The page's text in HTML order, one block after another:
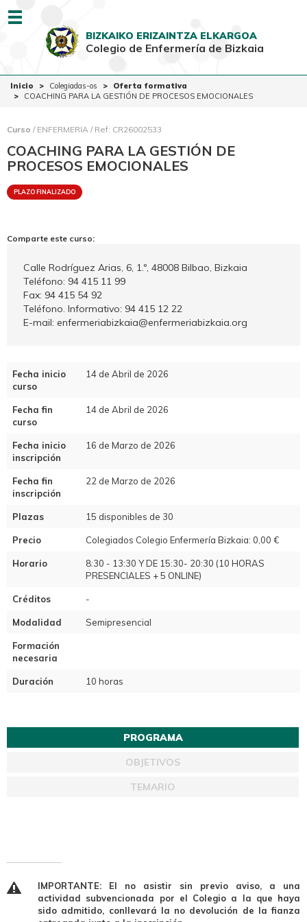
EUSK CAST
Colegio
Colegiadas-os
Ciudadanía
BIZKAIKO ERIZAINTZA ELKARGOA
Colegio de Enfermería de Bizkaia
Inicio Colegiadas-os
Oferta formativa
COACHING PARA LA GESTIÓN DE PROCESOS EMOCIONALES
Curso / ENFERMERIA / Ref: CR26002533
COACHING PARA LA GESTIÓN DE
PROCESOS EMOCIONALES
PLAZO FINALIZADO
Comparte este curso:
Calle Rodríguez Arias, 6, 1.º, 48008 Bilbao, Bizkaia
Teléfono: 94 415 11 99
Fax: 94 415 54 92
Teléfono. Informativo: 94 415 12 22
E-mail: enfermeriabizkaia@enfermeriabizkaia.org
Fecha inicio
curso
14 de Abril de 2026
Fecha fin
curso
14 de Abril de 2026
Fecha inicio
inscripción
16 de Marzo de 2026
Fecha fin
inscripción
22 de Marzo de 2026
Plazas 15 disponibles de 30
Precio Colegiados Colegio Enfermería Bizkaia: 0,00 €
Horario
8:30 - 13:30 Y DE 15:30- 20:30 (10 HORAS
PRESENCIALES + 5 ONLINE)
Créditos -
Modalidad Semipresencial
Formación
necesaria
Duración 10 horas
PROGRAMA
OBJETIVOS
TEMARIO
IMPORTANTE: El no asistir sin previo aviso, a una
actividad subvencionada por el Colegio a la que haya
sido admitido, conllevará la no devolución de la fianza